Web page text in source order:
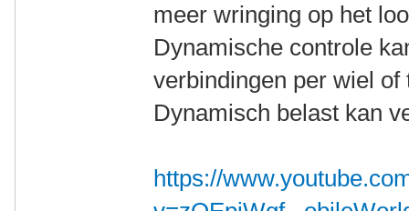
meer wringing op het
Dynamische controle
verbindingen per wiel
Dynamisch belast kan
https://